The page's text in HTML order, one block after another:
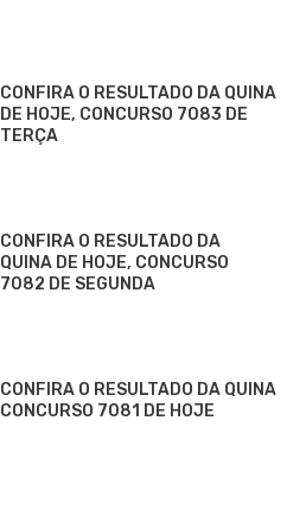
CONFIRA O RESULTADO DA QUINA
DE HOJE, CONCURSO 7083 DE
TERÇA
CONFIRA O RESULTADO DA
QUINA DE HOJE, CONCURSO
7082 DE SEGUNDA
CONFIRA O RESULTADO DA QUINA
CONCURSO 7081 DE HOJE